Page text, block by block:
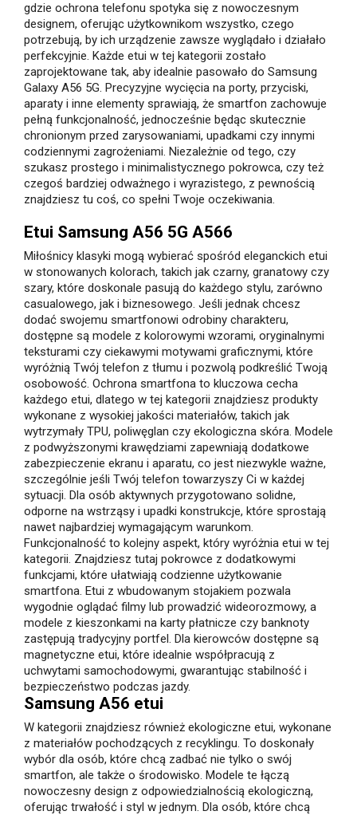
gdzie ochrona telefonu spotyka się z nowoczesnym
designem, oferując użytkownikom wszystko, czego
potrzebują, by ich urządzenie zawsze wyglądało i działało
perfekcyjnie. Każde etui w tej kategorii zostało
zaprojektowane tak, aby idealnie pasowało do Samsung
Galaxy A56 5G. Precyzyjne wycięcia na porty, przyciski,
aparaty i inne elementy sprawiają, że smartfon zachowuje
pełną funkcjonalność, jednocześnie będąc skutecznie
chronionym przed zarysowaniami, upadkami czy innymi
codziennymi zagrożeniami. Niezależnie od tego, czy
szukasz prostego i minimalistycznego pokrowca, czy też
czegoś bardziej odważnego i wyrazistego, z pewnością
znajdziesz tu coś, co spełni Twoje oczekiwania.
Etui Samsung A56 5G A566
Miłośnicy klasyki mogą wybierać spośród eleganckich etui
w stonowanych kolorach, takich jak czarny, granatowy czy
szary, które doskonale pasują do każdego stylu, zarówno
casualowego, jak i biznesowego. Jeśli jednak chcesz
dodać swojemu smartfonowi odrobiny charakteru,
dostępne są modele z kolorowymi wzorami, oryginalnymi
teksturami czy ciekawymi motywami graficznymi, które
wyróżnią Twój telefon z tłumu i pozwolą podkreślić Twoją
osobowość. Ochrona smartfona to kluczowa cecha
każdego etui, dlatego w tej kategorii znajdziesz produkty
wykonane z wysokiej jakości materiałów, takich jak
wytrzymały TPU, poliwęglan czy ekologiczna skóra. Modele
z podwyższonymi krawędziami zapewniają dodatkowe
zabezpieczenie ekranu i aparatu, co jest niezwykle ważne,
szczególnie jeśli Twój telefon towarzyszy Ci w każdej
sytuacji. Dla osób aktywnych przygotowano solidne,
odporne na wstrząsy i upadki konstrukcje, które sprostają
nawet najbardziej wymagającym warunkom.
Funkcjonalność to kolejny aspekt, który wyróżnia etui w tej
kategorii. Znajdziesz tutaj pokrowce z dodatkowymi
funkcjami, które ułatwiają codzienne użytkowanie
smartfona. Etui z wbudowanym stojakiem pozwala
wygodnie oglądać filmy lub prowadzić wideorozmowy, a
modele z kieszonkami na karty płatnicze czy banknoty
zastępują tradycyjny portfel. Dla kierowców dostępne są
magnetyczne etui, które idealnie współpracują z
uchwytami samochodowymi, gwarantując stabilność i
bezpieczeństwo podczas jazdy.
Samsung A56 etui
W kategorii znajdziesz również ekologiczne etui, wykonane
z materiałów pochodzących z recyklingu. To doskonały
wybór dla osób, które chcą zadbać nie tylko o swój
smartfon, ale także o środowisko. Modele te łączą
nowoczesny design z odpowiedzialnością ekologiczną,
oferując trwałość i styl w jednym. Dla osób, które chcą